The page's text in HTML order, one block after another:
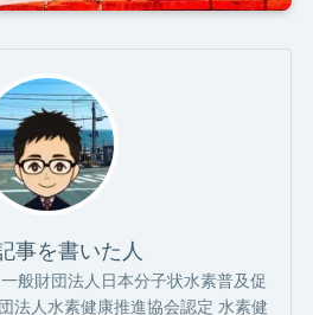
事を書いた人
般財団法人日本分子状水素普及促
法人水素健康推進協会認定 水素健